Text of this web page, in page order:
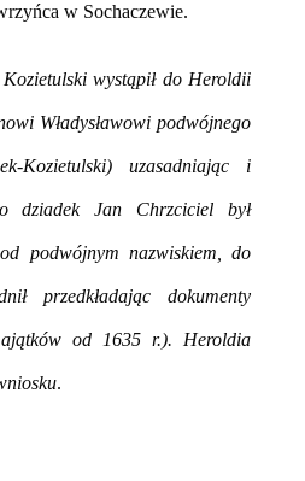
w Sochaczewie.
wystąpił do Heroldii
Władysławowi podwójnego
Kozietulski) uzasadniając i
dziadek Jan Chrzciciel był
podwójnym nazwiskiem, do
przedkładając dokumenty
od 1635 r.). Heroldia
.